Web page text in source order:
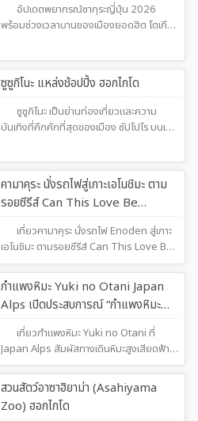
โรแมนติกที่ต้องจองล่วงหน้าเพื่อ
อัปเดตพยากรณ์ซากุระญี่ปุ่น 2026
พร้อมช่วงเวลาบานของเมืองยอดฮิต โตเกียว
ให้เจอซากุระฟูลบลูมสวยที่สุด
ซูซูกิโนะ แหล่งช้อปปิ้ง ฮอกไกโด
ซูซูกิโนะ เป็นย่านท่องเที่ยวและความ
บันเทิงที่คึกคักที่สุดของเมือง ซัปโปโร บนเกาะ
สรรพสินค้า และแสงไฟนีออนที่สวยงามใน
ตอนกลางคืน
คามาคุระ นั่งรถไฟสู่เกาะเอโนชิมะ ตาม
รอยซีรีส์ Can This Love Be
Translated
เที่ยวคามาคุระ นั่งรถไฟ Enoden สู่เกาะ
เอโนชิมะ ตามรอยซีรีส์ Can This Love Be
Translated พร้อมจุดชมวิวฟูจิ เที่ยวเกาะ
แบบอิสระ แวะไหว้พระใหญ่ไดบุตสึ แลนด์มาร์ก
สำคัญใกล้โตเกียว
กำแพงหิมะ Yuki no Otani Japan
Alps เปิดประสบการณ์ “กำแพงหิมะ
ยักษ์” สูงเสียดฟ้า
เที่ยวกำแพงหิมะ Yuki no Otani ที่
Japan Alps สัมผัสทางเดินหิมะสูงเสียดฟ้า
เปิดปีละครั้งบนเส้นทาง Tateyama
Kurobe Alpine Route ประสบการณ์สุด
อลังการที่ต้องไปให้ได้ดูคลิปรีวิว คลิก
เลย!https://vt.tiktok.com/ZSHMdcPAj/
สวนสัตว์อาซาฮิยาม่า (Asahiyama
Zoo) ฮอกไกโด